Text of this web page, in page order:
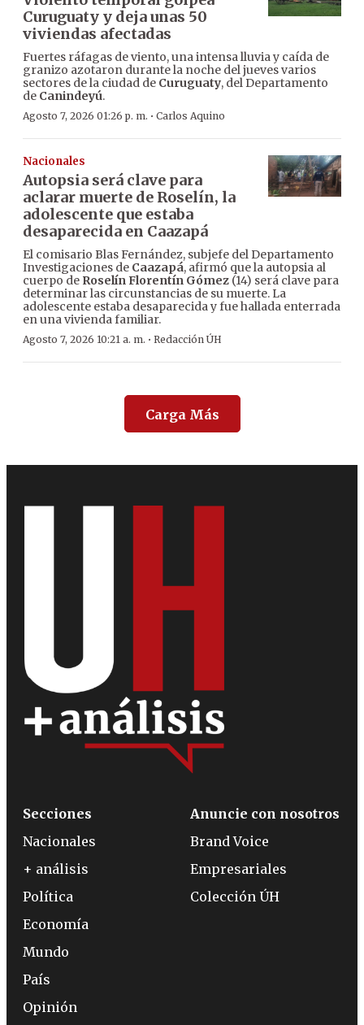
Curuguaty y deja unas 50
viviendas afectadas
Fuertes ráfagas de viento, una intensa lluvia y caída de
granizo azotaron durante la noche del jueves varios
sectores de la ciudad de Curuguaty, del Departamento
de Canindeyú.
Agosto 7, 2026 01:26 p. m. · Carlos Aquino
Nacionales
Autopsia será clave para
aclarar muerte de Roselín, la
adolescente que estaba
desaparecida en Caazapá
El comisario Blas Fernández, subjefe del Departamento
Investigaciones de Caazapá, afirmó que la autopsia al
cuerpo de Roselín Florentín Gómez (14) será clave para
determinar las circunstancias de su muerte. La
adolescente estaba desaparecida y fue hallada enterrada
en una vivienda familiar.
Agosto 7, 2026 10:21 a. m. · Redacción ÚH
Carga Más
Secciones
Nacionales
+ análisis
Política
Economía
Mundo
País
Opinión
Anuncie con nosotros
Brand Voice
Empresariales
Colección ÚH